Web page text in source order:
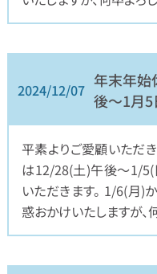
2024/12/07 年末年始
後～1月5
平素よりご愛顧いただ
は12/28(土)午後〜1/5(
いただきます。 1/6(月)
惑おかけいたしますが、